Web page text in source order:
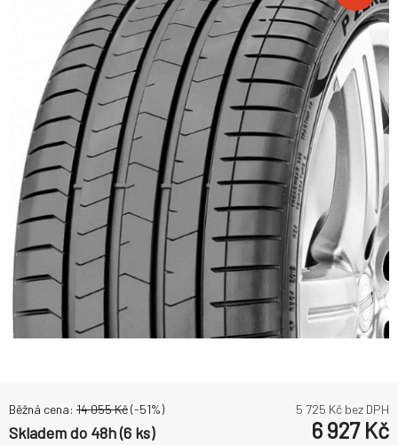
Běžná cena: 14 055Kč(-51%) 5 725 Kč bez DPH
Skladem do 48h (6 ks) 6 927Kč